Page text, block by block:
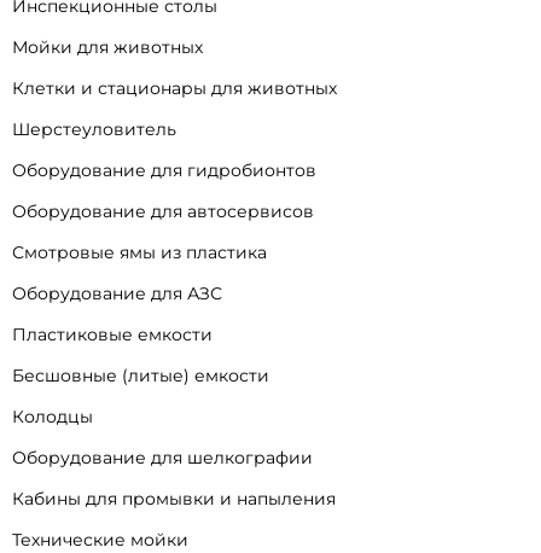
Инспекционные столы
Мойки для животных
Клетки и стационары для животных
Шерстеуловитель
Оборудование для гидробионтов
Оборудование для автосервисов
Смотровые ямы из пластика
Оборудование для АЗС
Пластиковые емкости
Бесшовные (литые) емкости
Колодцы
Оборудование для шелкографии
Кабины для промывки и напыления
Технические мойки